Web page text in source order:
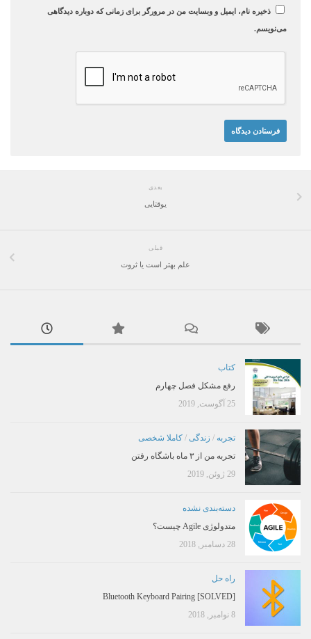
ذخیره نام، ایمیل و وبسایت من در مرورگر برای زمانی که دوباره دیدگاهی
می‌نویسم.
بعدی
یوقتایی
قبلی
علم بهتر است یا ثروت
کتاب
رفع مشکل فصل چهارم
25 آگوست, 2019
تجربه / زندگی / کاملا شخصی
تجربه من از ۳ ماه باشگاه رفتن
29 ژوئن, 2019
دسته‌بندی نشده
متدولوژی Agile چیست؟
28 دسامبر, 2018
راه حل
[SOLVED] Bluetooth Keyboard Pairing
8 نوامبر, 2018